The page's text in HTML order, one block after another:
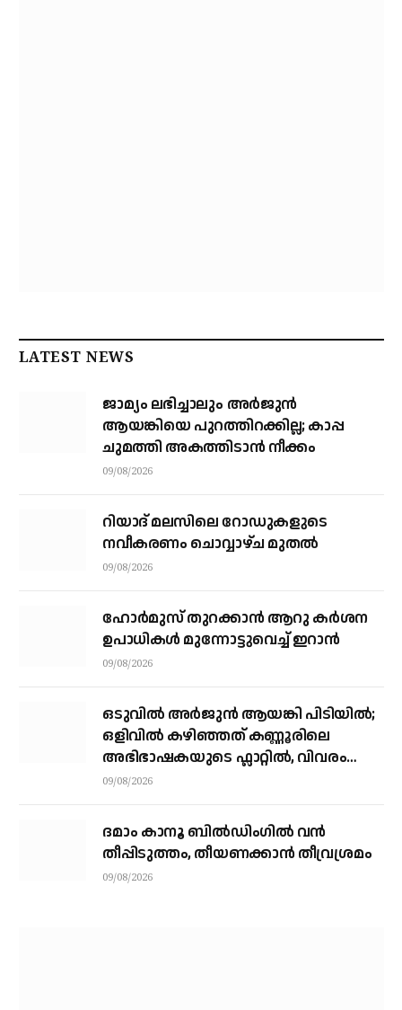
LATEST NEWS
ജാമ്യം ലഭിച്ചാലും അര്‍ജുന്‍
ആയങ്കിയെ പുറത്തിറക്കില്ല; കാപ്പ
ചുമത്തി അകത്തിടാന്‍ നീക്കം
09/08/2026
റിയാദ് മലസിലെ റോഡുകളുടെ
നവീകരണം ചൊവ്വാഴ്ച മുതല്‍
09/08/2026
ഹോർമുസ് തുറക്കാൻ ആറു കർശന
ഉപാധികൾ മുന്നോട്ടുവെച്ച് ഇറാൻ
09/08/2026
ഒടുവിൽ അർജുൻ ആയങ്കി പിടിയിൽ;
ഒളിവിൽ കഴിഞ്ഞത് കണ്ണൂരിലെ
അഭിഭാഷകയുടെ ഫ്ലാറ്റിൽ, വിവരം
നൽകിയത് ഓട്ടോ ഡ്രൈവർ
09/08/2026
ദമാം കാനൂ ബിൽഡിംഗിൽ വൻ
തീപ്പിടുത്തം, തീയണക്കാൻ തീവ്രശ്രമം
09/08/2026